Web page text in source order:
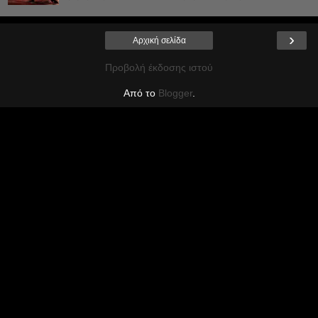
›
Αρχική σελίδα
Προβολή έκδοσης ιστού
Από το Blogger.